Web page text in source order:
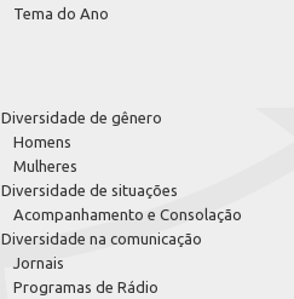
Tema do Ano
Diversidade de gênero
Homens
Mulheres
Diversidade de situações
Acompanhamento e Consolação
Diversidade na comunicação
Jornais
Programas de Rádio